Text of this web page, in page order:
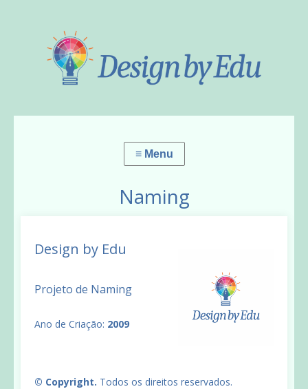
Naming
Design by Edu
Projeto de Naming
Ano de Criação: 2009
© Copyright. Todos os direitos reservados.